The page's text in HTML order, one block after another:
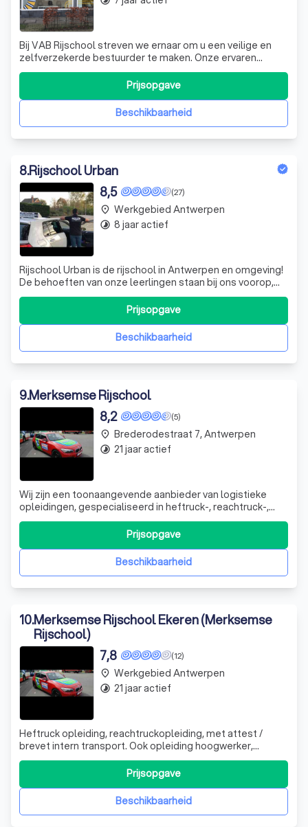
Bij VAB Rijschool streven we ernaar om u een veilige en
zelfverzekerde bestuurder te maken. Onze ervaren
instructeurs, zoals mevrouw Sonja, zijn er om u op een
rustige en duidelijke manier te leren rijden. We begrijpen
dat leren rijden een uitdaging kan zijn, daarom nemen we
de tijd om u te helpen mBeschikbaarheid
Prijsopgave
8.Rijschool Urban
(27)
8,5
Rijschool Urban is de rijschool in Antwerpen en omgeving!
De behoeften van onze leerlingen staan bij ons voorop,
waarbij zowel goede service als persoonlijke benadering
centraal staat. Omdat ieder mens uniek is heeft ook
iedere leerling andere begeleiding nodig.
Beschikbaarheid
Prijsopgave
place Werkgebied Antwerpen
timelapse 8 jaar actief
9.Merksemse Rijschool
(5)
8,2
Wij zijn een toonaangevende aanbieder van logistieke
opleidingen, gespecialiseerd in heftruck-, reachtruck-,
hoogwerker-, verreiker-, stapelaar-, smallegang truck- en
terminal trekkeropleidingen. Onze opleidingen voldoen
aan de strenge VCA-normen en we bieden ook nascholing
voor bestuurders van rijbBeschikbaarheid
Prijsopgave
place Brederodestraat 7, Antwerpen
timelapse 21 jaar actief
10.Merksemse Rijschool Ekeren (Merksemse
Rijschool)
(12)
7,8
Heftruck opleiding, reachtruckopleiding, met attest /
brevet intern transport. Ook opleiding hoogwerker,
verreiker, stapelaar, smallegang truck en terminal trekker.
Rijbewijzen A, AM, B, BE, C, CE, D en DE. Een gedegen
opleiding voor auto, vrachtwagen, motorfiets en andere...
Ook opfrissing, vervolBeschikbaarheid
Prijsopgave
place Werkgebied Antwerpen
timelapse 21 jaar actief